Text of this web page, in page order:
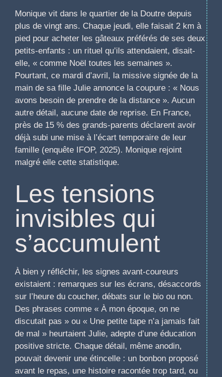
Monique vit dans le quartier de la Doutre depuis
plus de vingt ans. Chaque jeudi, elle faisait 2 km à
pied pour acheter les gâteaux préférés de ses deux
petits-enfants : un rituel qu’ils attendaient, disait-
elle, « comme Noël toutes les semaines ».
Pourtant, ce mardi d’avril, la missive signée de la
main de sa fille Julie annonce la coupure : « Nous
avons besoin de prendre de la distance ». Aucun
autre détail, aucune date de reprise. En France,
près de 15 % des grands-parents déclarent avoir
déjà subi une mise à l’écart temporaire de leur
famille (enquête IFOP, 2025). Monique rejoint
malgré elle cette statistique.
Les tensions
invisibles qui
s’accumulent
À bien y réfléchir, les signes avant-coureurs
existaient : remarques sur les écrans, désaccords
sur l’heure du coucher, débats sur le bio ou non.
Des phrases comme « À mon époque, on ne
discutait pas » ou « Une petite tape n’a jamais fait
de mal » heurtaient Julie, adepte d’une éducation
positive stricte. Chaque détail, même anodin,
pouvait devenir une étincelle : un bonbon proposé
avant le repas, une histoire racontée trop tard, ou